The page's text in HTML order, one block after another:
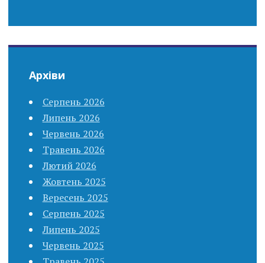
Архіви
Серпень 2026
Липень 2026
Червень 2026
Травень 2026
Лютий 2026
Жовтень 2025
Вересень 2025
Серпень 2025
Липень 2025
Червень 2025